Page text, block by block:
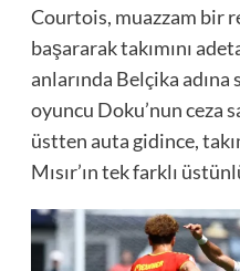
Courtois, muazzam bir
başararak takımını
anlarında Belçika adına
oyuncu Doku’nun ceza
üstten auta gidince,
Mısır’ın tek farklı